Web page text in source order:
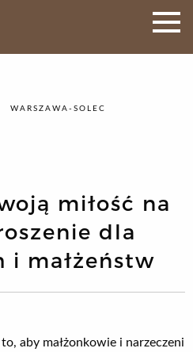
WARSZAWA-SOLEC
miłość na
dla
i małżeństw
aby małżonkowie i narzeczeni